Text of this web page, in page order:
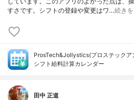
すさです。シフトの登録や変更はワ…続き
ProsTech&Jollystics(プロステックア
シフト給料計算カレンダー
田中 正道